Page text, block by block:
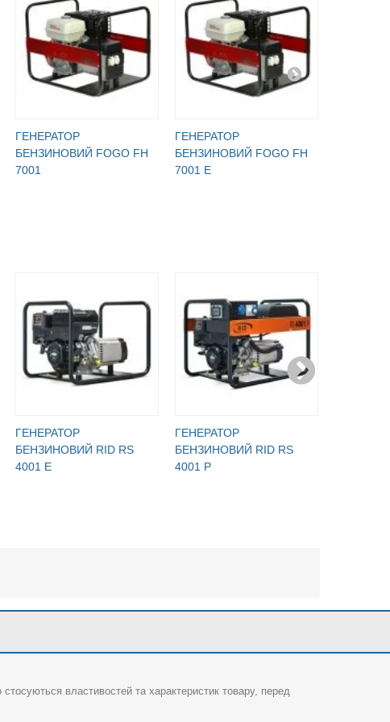
ГЕНЕРАТОР
БЕНЗИНОВИЙ FOGO FH
7001
ГЕНЕРАТОР
БЕНЗИНОВИЙ FOGO FH
7001 E
ГЕНЕРАТОР
БЕНЗИНОВИЙ RID RS
4001 E
ГЕНЕРАТОР
БЕНЗИНОВИЙ RID RS
4001 P
властивостей та характеристик товару, перед